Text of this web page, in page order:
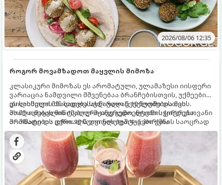
2026/08/06 12:35
როგორ მოვამზადოთ მაყვლის მიმოზა
კლასიკური მიმოზას ეს არომატული, ულამაზესი იისფერი
ვარიაცია ნამდვილი მშვენებაა ბრანჩებისთვის, უქმეების
დილისთვის ან სადღესასწაულო წვეულებებისთვის.
ახალი მაყვლის ტკბილ-მჟავე გემო, ლაიმის ციტრუსოვანი
არომატი და ცქრიალა ღვინის ბუშტუკები ქმნის საოცრად
დახვეწილ და მაგრილებელ კოქტეილს.
ეს სასმელი მზადდება სულ რაღაც 10 წუთში და მის
მომზადებას მინიმალური ინგრედიენტები სჭირდება.
მომზადების დრო: 10 წუთი ულუფა: 4–6 პორცია